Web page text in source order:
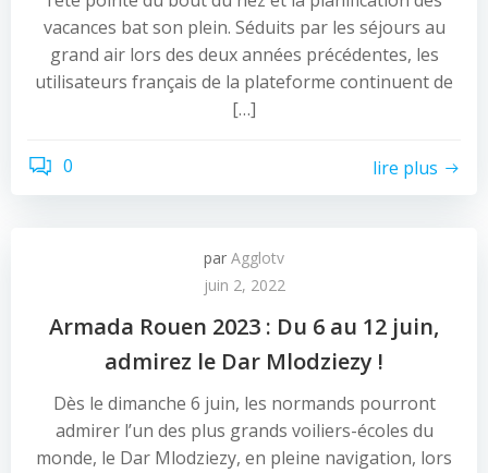
vacances bat son plein. Séduits par les séjours au
grand air lors des deux années précédentes, les
utilisateurs français de la plateforme continuent de
[…]
0 lire plus
par Agglotv
juin 2, 2022
Armada Rouen 2023 : Du 6 au 12 juin,
admirez le Dar Mlodziezy !
Dès le dimanche 6 juin, les normands pourront
admirer l’un des plus grands voiliers-écoles du
monde, le Dar Mlodziezy, en pleine navigation, lors